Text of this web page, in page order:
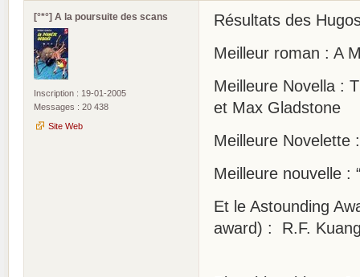
[°*°] A la poursuite des scans
Inscription : 19-01-2005
Messages : 20 438
Site Web
Résultats des
Meilleur roman : A
Meilleure Novella :
et Max Gladstone
Meilleure Novelette
Meilleure nouvelle :
Et le Astounding
award) : R.F.